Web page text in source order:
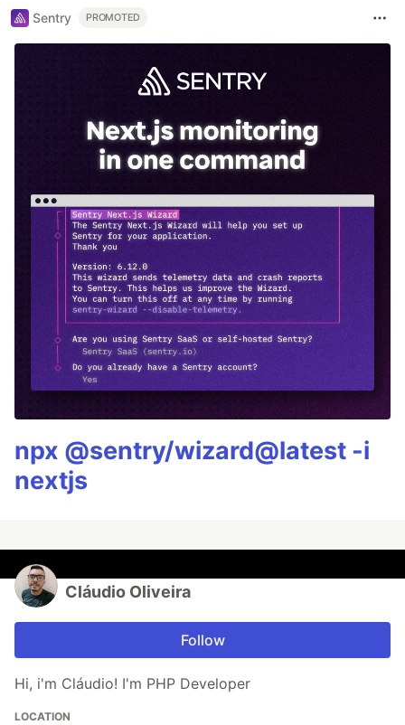
Sentry PROMOTED
npx @sentry/wizard@latest -i
nextjs
Cláudio Oliveira
Follow
Hi, i'm Cláudio! I'm PHP Developer
LOCATION